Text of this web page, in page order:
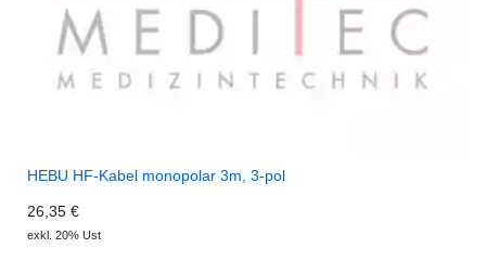
HEBU HF-Kabel monopolar 3m, 3-pol
26,35 €
exkl. 20% Ust